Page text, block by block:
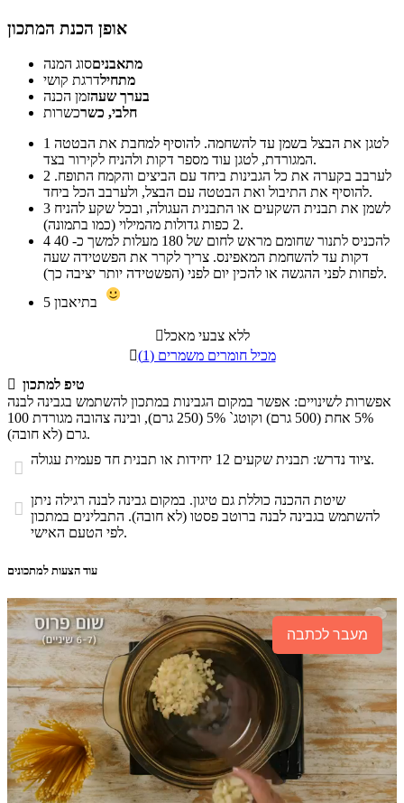
אופן הכנת המתכון
מתאבניםסוג המנה
מתחילדרגת קושי
בערך שעהזמן הכנה
חלבי, כשרכשרות
1
המגורדת, לטגן עוד מספר דקות ולהניח לקירור בצד.
2
להוסיף את התיבול ואת הבטטה עם הבצל, ולערבב הכל ביחד.
3
2 כפות גדולות מהמילוי (כמו בתמונה).
4
דקות עד להשחמת המאפינס. צריך לקרר את הפשטידה שעה
לפחות לפני ההגשה או להכין יום לפני (הפשטידה יותר יציבה כך).
5
ללא צבעי מאכל

מכיל חומרים משמרים (1)
 טיפ למתכון
אפשרות לשינויים: אפשר במקום הגבינות במתכון להשתמש בגבינה לבנה
5% אחת (500 גרם) וקוטג` 5% (250 גרם), ובינה צהובה מגורדת 100
גרם (לא חובה).
 ציוד נדרש: תבנית שקעים 12 יחידות או תבנית חד פעמית עגולה.
 שיטת ההכנה כוללת גם טיגון. במקום גבינה לבנה רגילה ניתן
להשתמש בגבינה לבנה ברוטב פסטו (לא חובה). התבלינים במתכון
לפי הטעם האישי.
עוד הצעות למתכונים
מעבר לכתבה